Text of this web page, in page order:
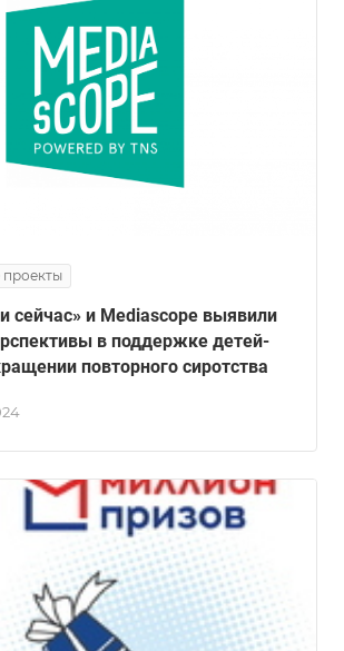
сейчас» и Mediascope выявили
в поддержке детей-
повторного сиротства